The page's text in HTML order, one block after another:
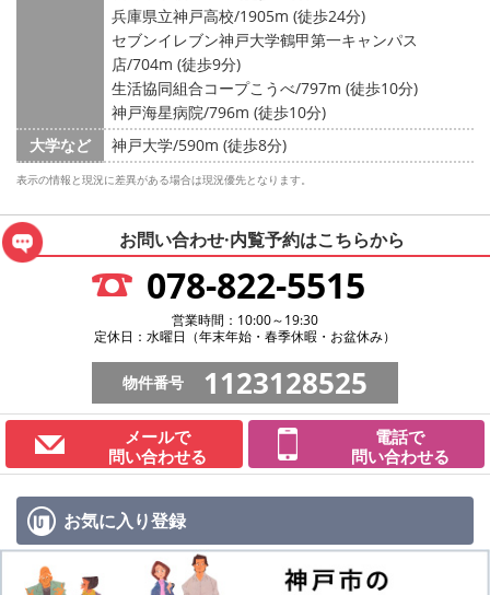
兵庫県立神戸高校/1905m (徒歩24分)
セブンイレブン神戸大学鶴甲第一キャンパス
店/704m (徒歩9分)
生活協同組合コープこうべ/797m (徒歩10分)
神戸海星病院/796m (徒歩10分)
大学など
神戸大学/590m (徒歩8分)
表示の情報と現況に差異がある場合は現況優先となります。
お問い合わせ·内覧予約はこちらから
078-822-5515
営業時間：10:00～19:30
定休日：水曜日（年末年始・春季休暇・お盆休み）
物件番号 1123128525
メールで
問い合わせる
電話で
問い合わせる
お気に入り登録